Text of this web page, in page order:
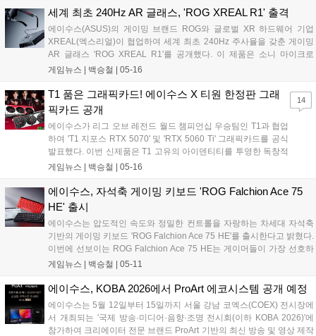
조를 통해 게이머에게 흔들림 없는 프레임 방어 및 쾌적한 플레이 환경
세계 최초 240Hz AR 글래스, 'ROG XREAL R1' 출격
에이수스(ASUS)의 게이밍 브랜드 ROG와 글로벌 XR 하드웨어 기업
XREAL(엑스리얼)이 협업하여 세계 최초 240Hz 주사율을 갖춘 게이밍
AR 글래스 'ROG XREAL R1'를 공개했다. 이 제품은 소니 마이크로
OLED 패널을 통해 4미터 거리에서 최대 171인치의 가상 화면을 구현하
전용 컨트롤 독(Control Dock)을 포함됐다. 고주사율과 초저지연 기술을
결합하여 이동 중에도 고성능 모니터 수준의 매끄러운 게임 플레이 환경
을 제공한다....
게임뉴스 | 백승철 | 05-16
T1 품은 그래픽카드! 에이수스 X 티원 한정판 그래
픽카드 공개
에이수스가 리그 오브 레전드 월드 챔피언십 우승팀인 T1과 협업
하여 'T1 지포스 RTX 5070' 및 'RTX 5060 Ti' 그래픽카드를 공식
발표했다. 이번 신제품은 T1 고유의 아이덴티티를 투영한 독창적
인 디자인과 에이수스의 핵심 냉각 기술을 결합하여, 게임 플레이
다. 양사는 이번 협업을 통해 단순한 하드웨어 성능 향상을 넘어 e
스포츠 팬들을 위해 특별한 수집 가치까지 제공한다....
게임뉴스 | 백승철 | 05-16
14
에이수스, 자석축 게이밍 키보드 'ROG Falchion Ace 75
HE' 출시
에이수스는 압도적인 속도와 정밀한 컨트롤을 자랑하는 차세대 자석축
기반의 게이밍 키보드 'ROG Falchion Ace 75 HE'를 출시한다고 밝혔다.
이번에 선보이는 ROG Falchion Ace 75 HE는 게이머들이 가장 선호하
는 75% 레이아웃을 채택해, 키보드 사용 시에 반응성을 높이고 풀배열
최신 자석축인 ROG HFX V2X 자석축 스위치와 ROG HFX V2 스위치를
화함으로써 극강의 정밀도와 일관된 타건감을 제공하는 것이 특징이
다....
게임뉴스 | 백승철 | 05-11
에이수스, KOBA 2026에서 ProArt 에코시스템 공개 예정
에이수스는 5월 12일부터 15일까지 서울 강남 코엑스(COEX) 전시장에
서 개최되는 '국제 방송·미디어·음향·조명 전시회(이하 KOBA 2026)'에
참가하여 크리에이터 전문 브랜드 ProArt 기반의 최신 방송 및 영상 제작